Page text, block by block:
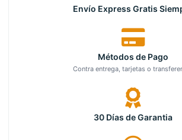
Envío Express Gratis
Métodos de Pago
Contra entrega, tarjetas o
30 Días de Garantia